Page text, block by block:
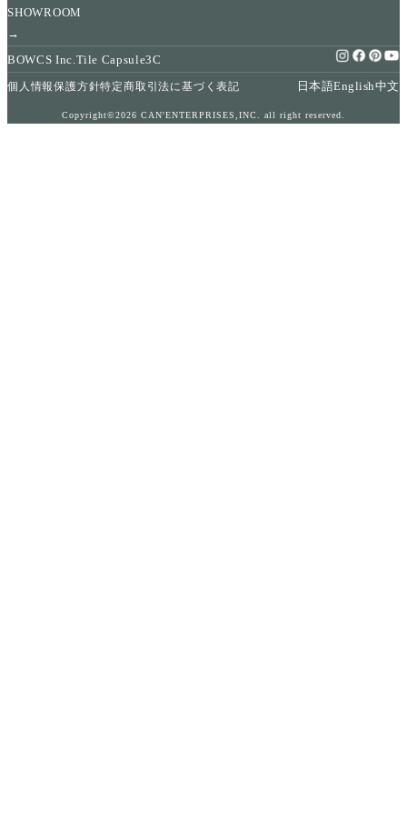
SHOWROOM
→
BOWCS Inc. Tile Capsule3C
個人情報保護方針特定商取引法に基づく表記 日本語English中文
Copyright©2026 CAN'ENTERPRISES,INC. all right reserved.